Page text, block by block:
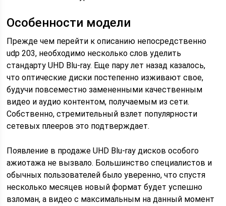
Особенности модели
Прежде чем перейти к описанию непосредственно
udp 203, необходимо несколько слов уделить
стандарту UHD Blu-ray. Еще пару лет назад казалось,
что оптические диски постепенно изживают свое,
будучи повсеместно замененными качественным
видео и аудио контентом, получаемым из сети.
Собственно, стремительный взлет популярности
сетевых плееров это подтверждает.
Появление в продаже UHD Blu-ray дисков особого
ажиотажа не вызвало. Большинство специалистов и
обычных пользователей было уверенно, что спустя
несколько месяцев новый формат будет успешно
взломан, а видео с максимальным на данный момент